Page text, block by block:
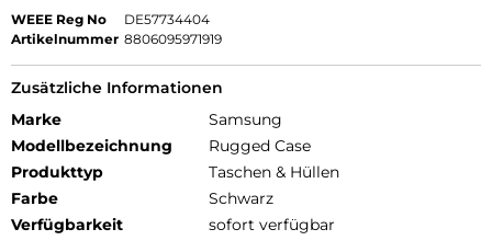
WEEE Reg No
DE57734404
Artikelnummer 8806095971919
Zusätzliche Informationen
Marke
Samsung
Modellbezeichnung
Rugged Case
Produkttyp
Taschen & Hüllen
Farbe
Schwarz
Verfügbarkeit
sofort verfügbar